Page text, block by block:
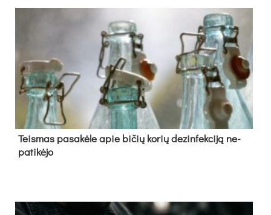
Teis­mas pa­sa­kė­le apie bi­čių ko­rių de­zin­fek­ci­ją ne­
pa­ti­kė­jo